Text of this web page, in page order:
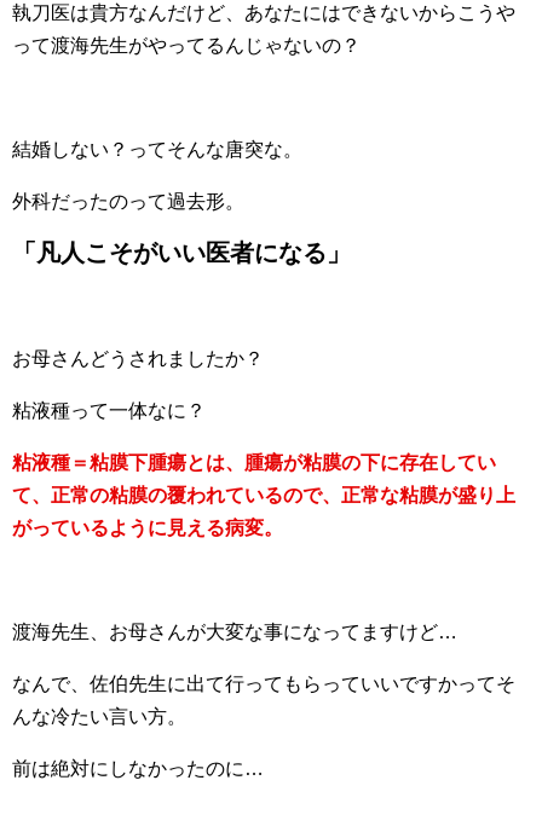
執刀医は貴方なんだけど、あなたにはできないからこうや
って渡海先生がやってるんじゃないの？
結婚しない？ってそんな唐突な。
外科だったのって過去形。
「凡人こそがいい医者になる」
お母さんどうされましたか？
粘液種って一体なに？
粘液種＝粘膜下腫瘍とは、腫瘍が粘膜の下に存在してい
て、正常の粘膜の覆われているので、正常な粘膜が盛り上
がっているように見える病変。
渡海先生、お母さんが大変な事になってますけど…
なんで、佐伯先生に出て行ってもらっていいですかってそ
んな冷たい言い方。
前は絶対にしなかったのに…